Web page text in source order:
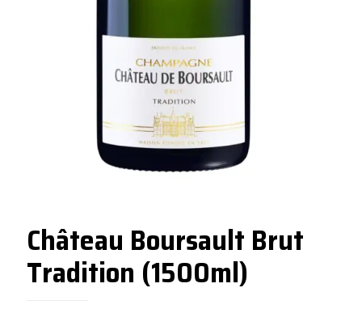
Château Boursault Brut
Tradition (1500ml)